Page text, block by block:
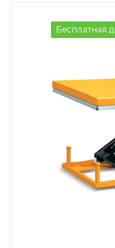
Бесплатная